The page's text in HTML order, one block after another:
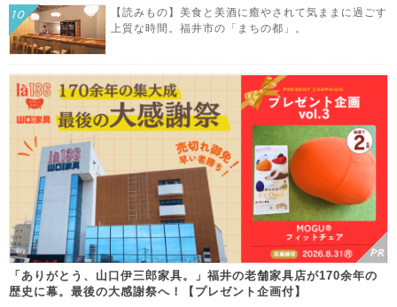
【読みもの】美食と美酒に癒やされて気ままに過ごす
上質な時間。福井市の「まちの都」。
「ありがとう、山口伊三郎家具。」福井の老舗家具店が170余年の
歴史に幕。最後の大感謝祭へ！【プレゼント企画付】